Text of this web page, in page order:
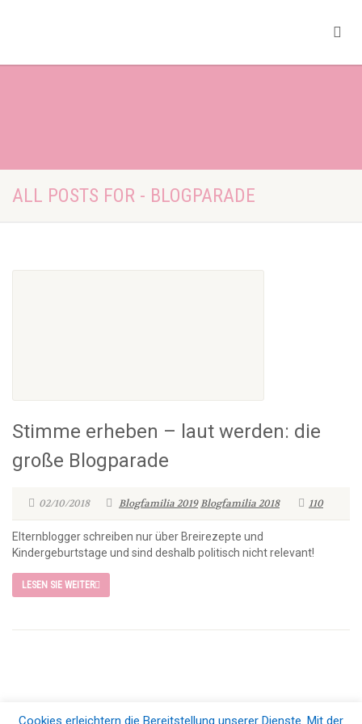
ALL POSTS FOR - BLOGPARADE
Stimme erheben – laut werden: die
große Blogparade
02/10/2018 Blogfamilia 2019Blogfamilia 2018 110
Elternblogger schreiben nur über Breirezepte und
Kindergeburtstage und sind deshalb politisch nicht relevant!
LESEN SIE WEITER
Cookies erleichtern die Bereitstellung unserer Dienste. Mit der